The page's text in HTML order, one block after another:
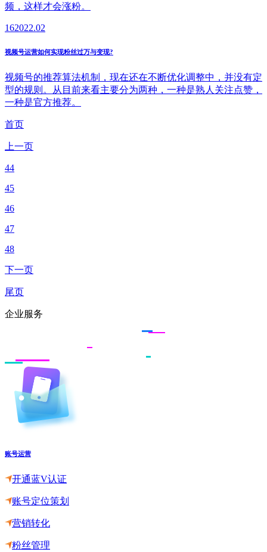
频，这样才会涨粉。
162022.02
视频号运营如何实现粉丝过万与变现?
视频号的推荐算法机制，现在还在不断优化调整中，并没有定
型的规则。从目前来看主要分为两种，一种是熟人关注点赞，
一种是官方推荐。
首页
上一页
44
45
46
47
48
下一页
尾页
企业服务
账号运营
开通蓝V认证
账号定位策划
营销转化
粉丝管理